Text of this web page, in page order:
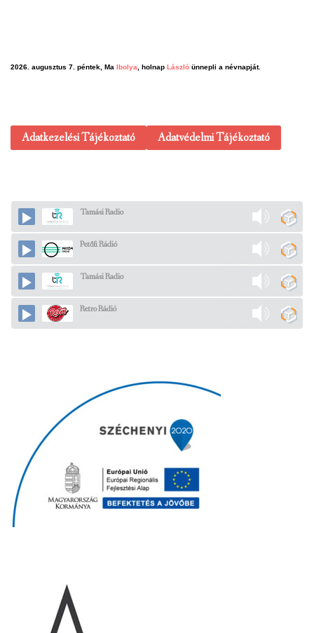
2026. augusztus 7. péntek, Ma Ibolya , holnap László ünnepli a névnapját.
Adatkezelési Tájékoztató Adatvédelmi Tájékoztató
Tamási Radio
Petőfi Rádió
Tamási Radio
Retro Rádió